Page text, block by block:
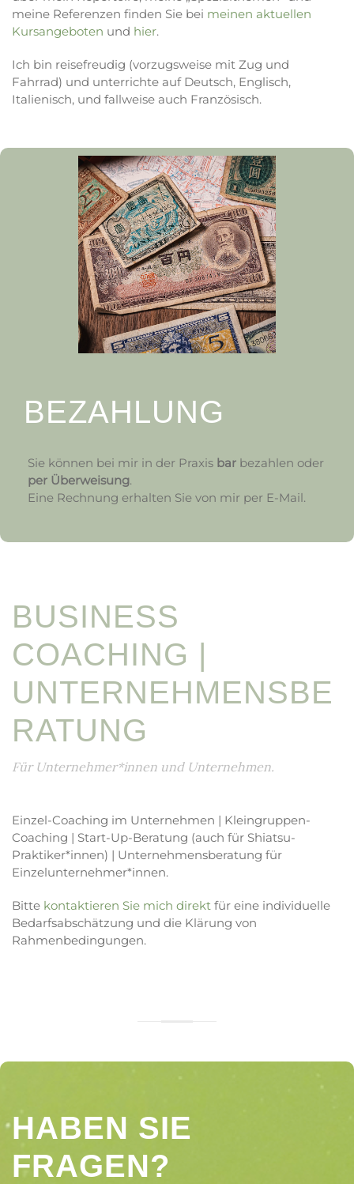
meine Referenzen finden Sie bei meinen aktuellen
Kursangeboten und hier.
Ich bin reisefreudig (vorzugsweise mit Zug und
Fahrrad) und unterrichte auf Deutsch, Englisch,
Italienisch, und fallweise auch Französisch.
BEZAHLUNG
Sie können bei mir in der Praxis bar bezahlen oder
per Überweisung.
Eine Rechnung erhalten Sie von mir per E-Mail.
BUSINESS
COACHING |
UNTERNEHMENSBE
RATUNG
Für Unternehmer*innen und Unternehmen.
Einzel-Coaching im Unternehmen | Kleingruppen-
Coaching | Start-Up-Beratung (auch für Shiatsu-
Praktiker*innen) | Unternehmensberatung für
Einzelunternehmer*innen.
Bitte kontaktieren Sie mich direkt für eine individuelle
Bedarfsabschätzung und die Klärung von
Rahmenbedingungen.
HABEN SIE
FRAGEN?